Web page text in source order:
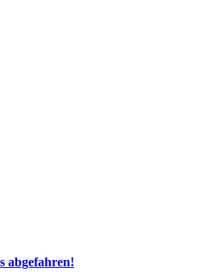
abgefahren!